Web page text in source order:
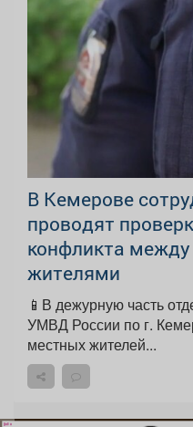
В Кемерове
проводят
конфликта
жителями
📱В дежурную часть
УМВД России по г.
местных жителей...